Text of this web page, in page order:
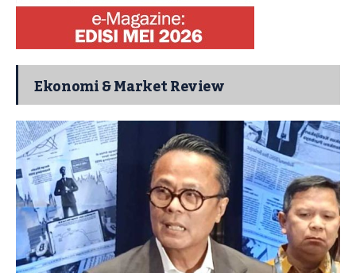
Ekonomi & Market Review